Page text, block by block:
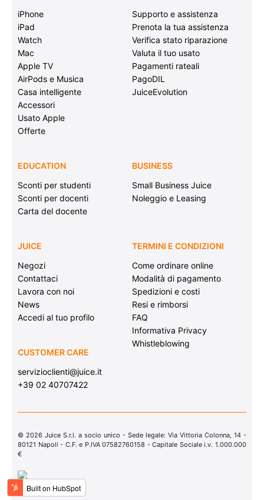
iPhone
iPad
Watch
Mac
Apple TV
AirPods e Musica
Casa intelligente
Accessori
Usato Apple
Offerte
Supporto e assistenza
Prenota la tua assistenza
Verifica stato riparazione
Valuta il tuo usato
Pagamenti rateali
PagoDIL
JuiceEvolution
EDUCATION
Sconti per studenti
Sconti per docenti
Carta del docente
BUSINESS
Small Business Juice
Noleggio e Leasing
JUICE
Negozi
Contattaci
Lavora con noi
News
Accedi al tuo profilo
CUSTOMER CARE
servizioclienti@juice.it
+39 02 40707422
TERMINI E CONDIZIONI
Come ordinare online
Modalità di pagamento
Spedizioni e costi
Resi e rimborsi
FAQ
Informativa Privacy
Whistleblowing
© 2026 Juice S.r.l. a socio unico - Sede legale: Via Vittoria Colonna, 14 -
80121 Napoli - C.F. e P.IVA 07582760158 - Capitale Sociale i.v. 1.000.000
€